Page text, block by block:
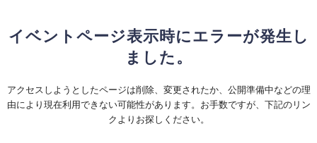
イベントページ表示時にエラーが発生し
ました。
アクセスしようとしたページは削除、変更されたか、公開準備中などの理
由により現在利用できない可能性があります。お手数ですが、下記のリン
クよりお探しください。